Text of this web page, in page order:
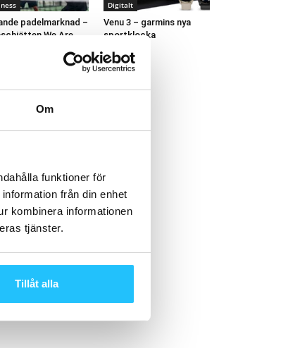
Om
funktioner för
från din enhet
kombinera informationen
tjänster.
Tillåt alla
padelmarknad –
We Are
Digitalt
Venu 3 – garmins nya
sportklocka